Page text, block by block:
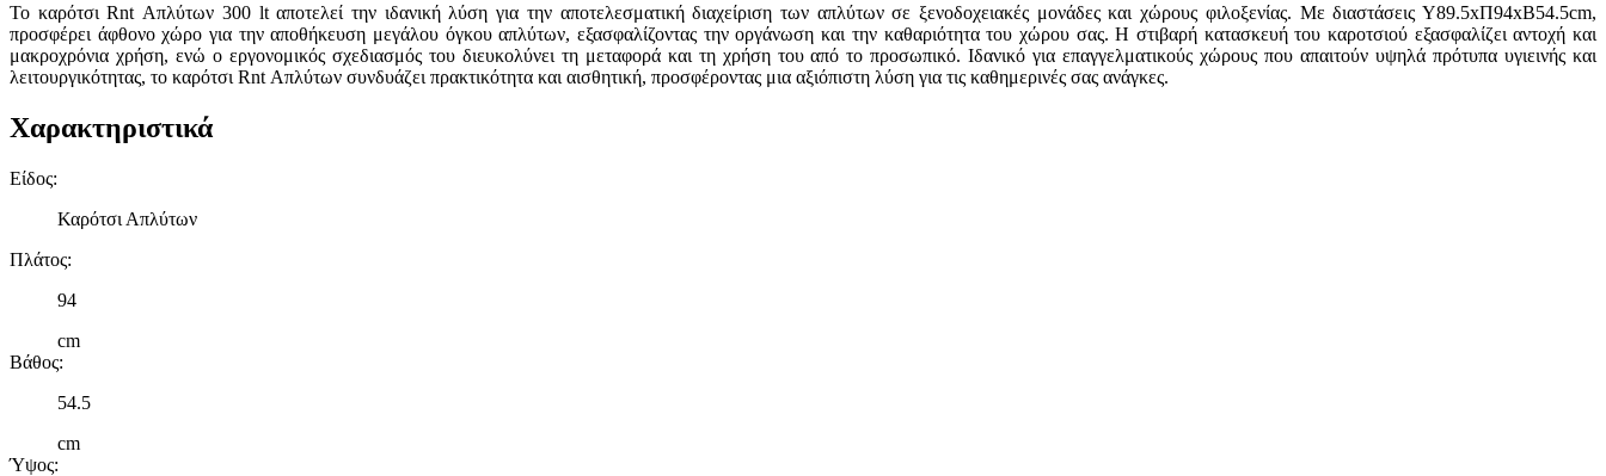
Το καρότσι Rnt Απλύτων 300 lt αποτελεί την ιδανική λύση για την αποτελεσματική διαχείριση των απλύτων σε ξενοδοχειακές μονάδες και χώρους φιλοξενίας. Με διαστάσεις Υ89.5xΠ94xΒ54.5cm,
προσφέρει άφθονο χώρο για την αποθήκευση μεγάλου όγκου απλύτων, εξασφαλίζοντας την οργάνωση και την καθαριότητα του χώρου σας. Η στιβαρή κατασκευή του καροτσιού εξασφαλίζει αντοχή και
μακροχρόνια χρήση, ενώ ο εργονομικός σχεδιασμός του διευκολύνει τη μεταφορά και τη χρήση του από το προσωπικό. Ιδανικό για επαγγελματικούς χώρους που απαιτούν υψηλά πρότυπα υγιεινής και
λειτουργικότητας, το καρότσι Rnt Απλύτων συνδυάζει πρακτικότητα και αισθητική, προσφέροντας μια αξιόπιστη λύση για τις καθημερινές σας ανάγκες.
Χαρακτηριστικά
Είδος:
Καρότσι Απλύτων
Πλάτος:
94
cm
Βάθος:
54.5
cm
Ύψος: